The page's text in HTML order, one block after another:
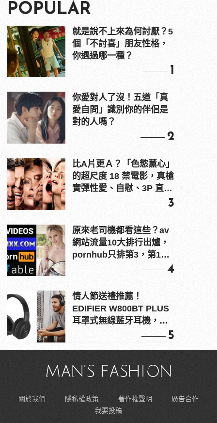
POPULAR
就是說不上來為何討厭？5
個「不討喜」朋友性格，
你遇過哪一種？
1
你愛對人了沒！五道「真
愛自問」識別你的伴侶是
對的人嗎？
2
比A片更Ａ？「色慾薰心」
的超尺度 18 禁電影，真槍
實彈性愛、自慰、3P 直接
3
原來老司機都看這些？av
網站流量10大排行出爐，
pornhub只排第3，第1名
4
情人節送禮推薦！
EDIFIER W800BT PLUS
耳罩式無線藍牙耳機，在
5
關於我們 隱私權政策 著作權聲明
廣告合作
我要投稿